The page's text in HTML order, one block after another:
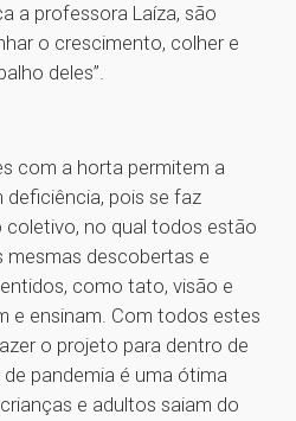
a professora Laíza, são
o crescimento, colher e
deles”.
com a horta permitem a
pois se faz
coletivo, no qual todos estão
mesmas descobertas e
como tato, visão e
e ensinam. Com todos estes
o projeto para dentro de
pandemia é uma ótima
e adultos saiam do